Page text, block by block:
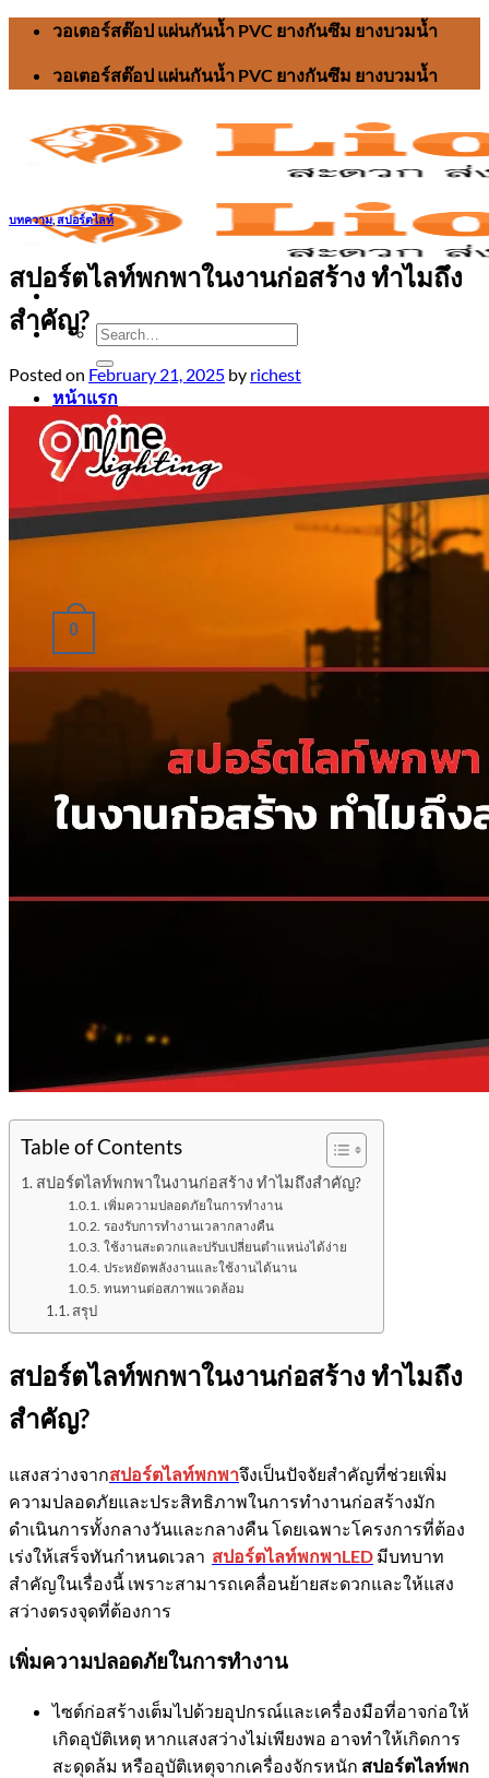
Skip
content
วอเตอร์สต๊อป แผ่นกันน้ำ PVC ยางกันซึม ยางบวมน้ำ
วอเตอร์สต๊อป แผ่นกันน้ำ PVC ยางกันซึม ยางบวมน้ำ
Search
for:
หน้าแรก
วอเตอร์สต๊อป
บทความ
ติดต่อเรา
0
Cart
No products in the cart.
บทความ,สปอร์ตไลท์
สปอร์ตไลท์พกพาในงานก่อสร้าง ทำไมถึง
สำคัญ?
Posted on February 21, 2025 by richest
Table of Contents
สปอร์ตไลท์พกพาในงานก่อสร้าง ทำไมถึงสำคัญ?
เพิ่มความปลอดภัยในการทำงาน
รองรับการทำงานเวลากลางคืน
ใช้งานสะดวกและปรับเปลี่ยนตำแหน่งได้ง่าย
ประหยัดพลังงานและใช้งานได้นาน
ทนทานต่อสภาพแวดล้อม
สรุป
สปอร์ตไลท์พกพาในงานก่อสร้าง ทำไมถึง
สำคัญ?
แสงสว่างจากสปอร์ตไลท์พกพาจึงเป็นปัจจัยสำคัญที่ช่วยเพิ่ม
ความปลอดภัยและประสิทธิภาพในการทำงานก่อสร้างมัก
ดำเนินการทั้งกลางวันและกลางคืน โดยเฉพาะโครงการที่ต้อง
เร่งให้เสร็จทันกำหนดเวลา สปอร์ตไลท์พกพาLED มีบทบาท
สำคัญในเรื่องนี้ เพราะสามารถเคลื่อนย้ายสะดวกและให้แสง
สว่างตรงจุดที่ต้องการ
เพิ่มความปลอดภัยในการทำงาน
ไซต์ก่อสร้างเต็มไปด้วยอุปกรณ์และเครื่องมือที่อาจก่อให้
เกิดอุบัติเหตุ หากแสงสว่างไม่เพียงพอ อาจทำให้เกิดการ
สะดุดล้ม หรืออุบัติเหตุจากเครื่องจักรหนัก สปอร์ตไลท์พก